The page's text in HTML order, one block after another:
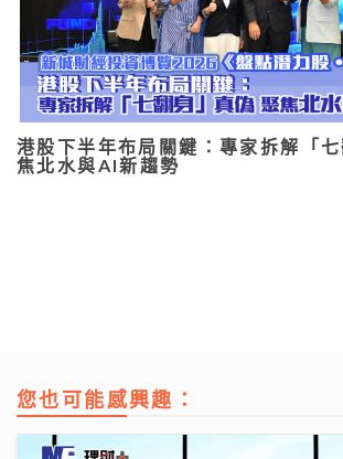
港股下半年布局關鍵：專家拆解「
焦北水與AI新趨勢
您也可能感興趣：